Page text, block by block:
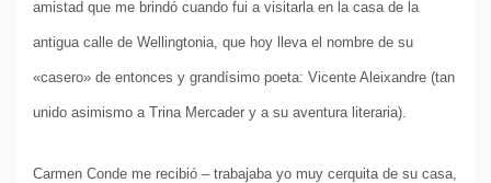
amistad que me brindó cuando fui a visitarla en la casa de la
antigua calle de Wellingtonia, que hoy lleva el nombre de su
«casero» de entonces y grandísimo poeta: Vicente Aleixandre (tan
unido asimismo a Trina Mercader y a su aventura literaria).
Carmen Conde me recibió – trabajaba yo muy cerquita de su casa,